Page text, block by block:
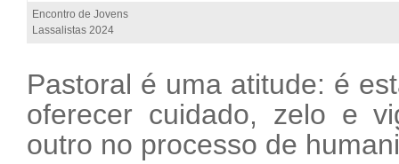
Encontro de Jovens
Lassalistas 2024
Pastoral é uma atitude: é
oferecer cuidado, zelo e
outro no processo de